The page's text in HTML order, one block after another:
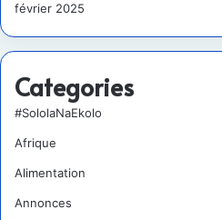
février 2025
Categories
#SololaNaEkolo
Afrique
Alimentation
Annonces